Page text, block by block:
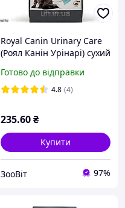
Royal Canin Urinary Care
(Роял Канін Урінарі) сухий
здоров'я сечовивідних
шляхів, 400 гр
Готово до відправки
4.8 (4)
235.60₴
Купити
ЗооВіт 97%